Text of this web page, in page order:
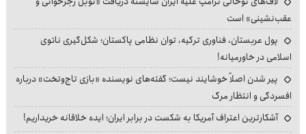
عقب‌نشینی» است
پول عربستان، فناوری ترکیه، توان نظامی پاکستان؛ شکل‌گیری ناتوی
اسلامی در خاورمیانه!
پیر شدن اصلاً خوشایند نیست؛ گفته‌های نویسنده «بازی تاج‌وتخت» درباره
افسردگی و انتظار مرگ
آشکارترین اعتراف آمریکا به شکست در برابر ایران؛ ایده خلاقانه خریداریم!